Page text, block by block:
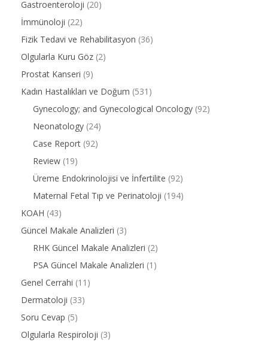
Gastroenteroloji (20)
İmmünoloji (22)
Fizik Tedavi ve Rehabilitasyon (36)
Olgularla Kuru Göz (2)
Prostat Kanseri (9)
Kadın Hastalıkları ve Doğum (531)
Gynecology; and Gynecological Oncology (92)
Neonatology (24)
Case Report (92)
Review (19)
Üreme Endokrinolojisi ve İnfertilite (92)
Maternal Fetal Tıp ve Perinatoloji (194)
KOAH (43)
Güncel Makale Analizleri (3)
RHK Güncel Makale Analizleri (2)
PSA Güncel Makale Analizleri (1)
Genel Cerrahi (11)
Dermatoloji (33)
Soru Cevap (5)
Olgularla Respiroloji (3)